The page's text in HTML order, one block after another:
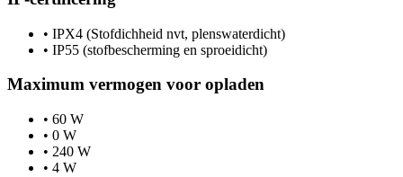
• IPX4 (Stofdichheid nvt, plenswaterdicht)
• IP55 (stofbescherming en sproeidicht)
Maximum vermogen voor opladen
• 60 W
• 0 W
• 240 W
• 4 W